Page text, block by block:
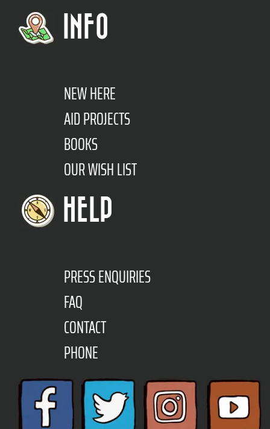
INFO
NEW HERE
AID PROJECTS
BOOKS
OUR WISH LIST
HELP
PRESS ENQUIRIES
FAQ
CONTACT
PHONE